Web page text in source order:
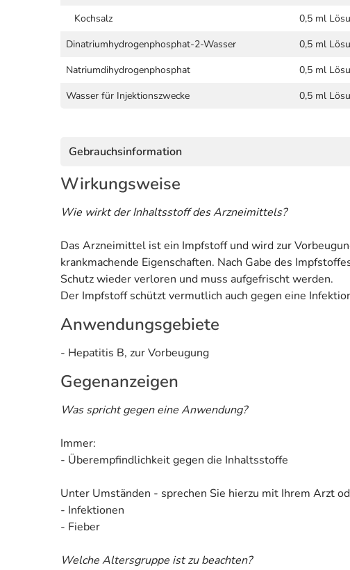
Kochsalz
0,5 ml
Dinatriumhydrogenphosphat-2-Wasser
0,5 ml
Natriumdihydrogenphosphat
0,5 ml
Wasser für Injektionszwecke
0,5 ml
Gebrauchsinformation
Wirkungsweise
Wie wirkt der Inhaltsstoff des Arzneimittels?
Das Arzneimittel ist ein Impfstoff und wird zur
krankmachende Eigenschaften. Nach Gabe des
Schutz wieder verloren und muss aufgefrischt werden.
Der Impfstoff schützt vermutlich auch gegen eine
Anwendungsgebiete
- Hepatitis B, zur Vorbeugung
Gegenanzeigen
Was spricht gegen eine Anwendung?
Immer:
- Überempfindlichkeit gegen die Inhaltsstoffe
Unter Umständen - sprechen Sie hierzu mit Ihrem Arzt
- Infektionen
- Fieber
Welche Altersgruppe ist zu beachten?